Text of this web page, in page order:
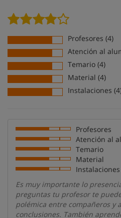
Profesores (4)
Atención al
Temario (4)
Material (4)
Instalaciones
Profesores
Atención al
Temario
Material
Instalaciones
Es muy importante lo
preguntas tu profesor te
polémica entre compañeros y
conclusiones. También